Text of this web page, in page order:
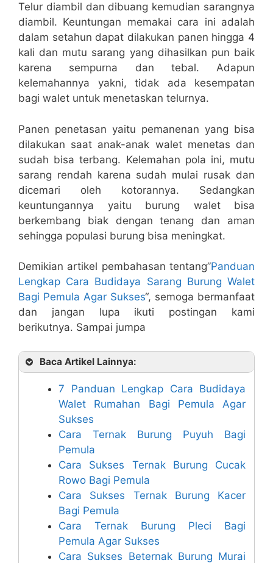
Telur diambil dan dibuang kemudian sarangnya
diambil. Keuntungan memakai cara ini adalah
dalam setahun dapat dilakukan panen hingga 4
kali dan mutu sarang yang dihasilkan pun baik
karena sempurna dan tebal. Adapun
kelemahannya yakni, tidak ada kesempatan
bagi walet untuk menetaskan telurnya.
Panen penetasan yaitu pemanenan yang bisa
dilakukan saat anak-anak walet menetas dan
sudah bisa terbang. Kelemahan pola ini, mutu
sarang rendah karena sudah mulai rusak dan
dicemari oleh kotorannya. Sedangkan
keuntungannya yaitu burung walet bisa
berkembang biak dengan tenang dan aman
sehingga populasi burung bisa meningkat.
Demikian artikel pembahasan tentang”Panduan
Lengkap Cara Budidaya Sarang Burung Walet
Bagi Pemula Agar Sukses“, semoga bermanfaat
dan jangan lupa ikuti postingan kami
berikutnya. Sampai jumpa
Baca Artikel Lainnya:
7 Panduan Lengkap Cara Budidaya
Walet Rumahan Bagi Pemula Agar
Sukses
Cara Ternak Burung Puyuh Bagi
Pemula
Cara Sukses Ternak Burung Cucak
Rowo Bagi Pemula
Cara Sukses Ternak Burung Kacer
Bagi Pemula
Cara Ternak Burung Pleci Bagi
Pemula Agar Sukses
Cara Sukses Beternak Burung Murai